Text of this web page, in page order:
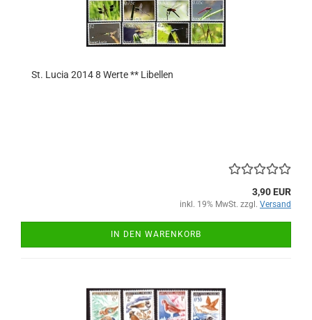
St. Lucia 2014 8 Werte ** Libellen
3,90 EUR
inkl. 19% MwSt. zzgl. Versand
IN DEN WARENKORB